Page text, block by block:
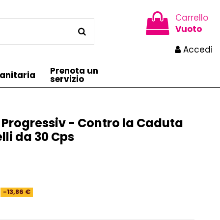
Carrello
Vuoto
Accedi
Prenota un
servizio
- Contro la Caduta
da 30 Cps
-13,86 €